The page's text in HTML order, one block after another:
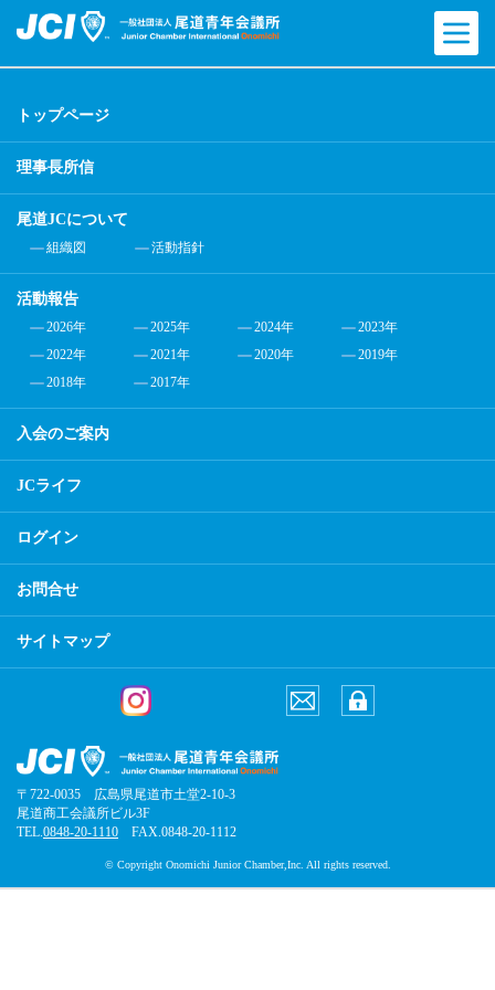
トップページ
理事長所信
尾道JCについて
組織図 活動指針
活動報告
2026年 2025年 2024年
2023年
2022年
2021年 2020年
2019年
2018年
2017年
入会のご案内
JCライフ
ログイン
お問合せ
サイトマップ
〒722-0035 広島県尾道市土堂2-10-3
尾道商工会議所ビル3F
TEL.0848-20-1110 FAX.0848-20-1112
© Copyright Onomichi Junior Chamber,Inc. All rights reserved.